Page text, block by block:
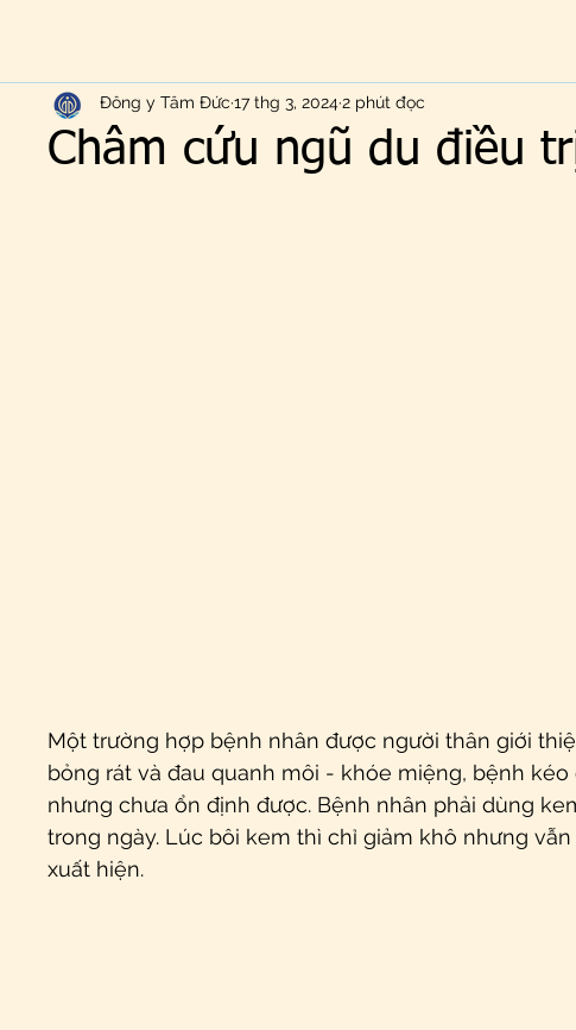
Châm cứu ngũ du điều
Đông y Tâm Đức 17 thg 3, 20242 phút đọc
Một trường hợp bệnh nhân được người thân giới
bỏng rát và đau quanh môi - khóe miệng, bệnh kéo
nhưng chưa ổn định được. Bệnh nhân phải dùng
trong ngày. Lúc bôi kem thì chỉ giảm khô nhưng
xuất hiện.